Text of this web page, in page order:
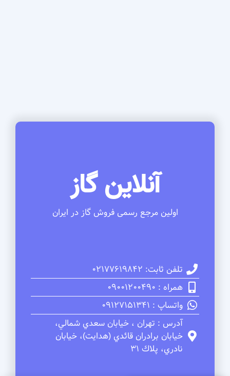
آنلاین گاز
اولین مرجع رسمی فروش گاز در ایران
تلفن ثابت: 02177619842
همراه : 09001200490
واتساپ : 09127151341
آدرس : تهران ، خيابان سعدي شمالي،
خيابان برادران قائدي (هدايت)، خيابان
نادري، پلاك 31